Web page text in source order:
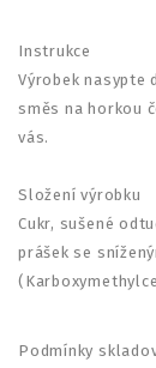
Instrukce
Výrobek nasypte
směs na horkou
vás.
Složení výrobku
Cukr, sušené
prášek se
Podmínky